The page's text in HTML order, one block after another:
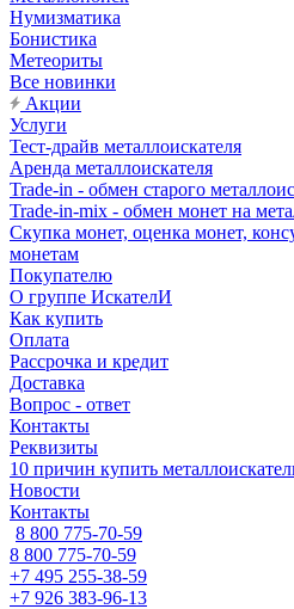
Нумизматика
Бонистика
Метеориты
Все новинки
Акции
Услуги
Тест-драйв металлоискателя
Аренда металлоискателя
Trade-in - обмен старого
Trade-in-mix - обмен монет на
Скупка монет, оценка монет,
монетам
Покупателю
О группе ИскателИ
Как купить
Оплата
Рассрочка и кредит
Доставка
Вопрос - ответ
Контакты
Реквизиты
10 причин купить
Новости
Контакты
8 800 775-70-59
8 800 775-70-59
+7 495 255-38-59
+7 926 383-96-13